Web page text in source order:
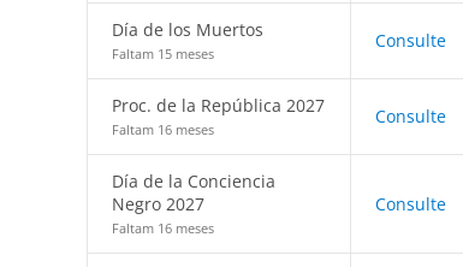
Día de los Muertos
Faltam 15 meses
Consulte
Proc. de la República 2027
Faltam 16 meses
Consulte
Día de la Conciencia
Negro 2027
Faltam 16 meses
Consulte